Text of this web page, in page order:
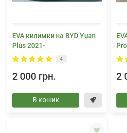
EVA килимки на BYD Yuan
Plus 2021-
4
2 000 грн.
В кошик
2